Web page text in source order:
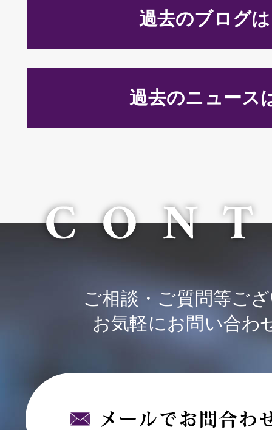
過去のブログ
過去のニュース
ご相談・ご質問等ご
お気軽にお問い合わ